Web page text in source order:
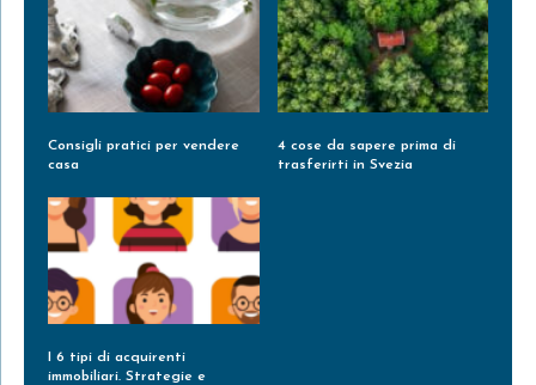
Consigli pratici per vendere
casa
4 cose da sapere prima di
trasferirti in Svezia
I 6 tipi di acquirenti
immobiliari. Strategie e